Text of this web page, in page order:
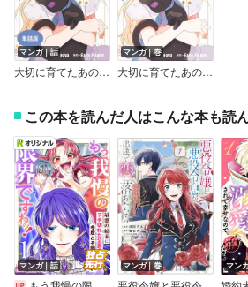
マンガ｜話
大切に育てたあの子は獣！？ 【単話版】
マンガ｜巻
大切に育てたあの子は獣！？
この本を読んだ人はこんな本も読
マンガ｜話 マンガ｜巻 マン